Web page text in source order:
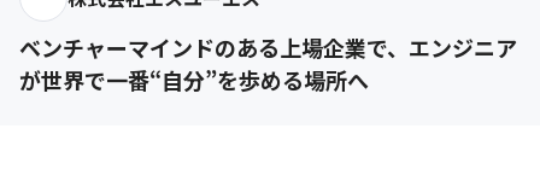
ベンチャーマインドのある上場企業で、エンジニア
が世界で一番“自分”を歩める場所へ